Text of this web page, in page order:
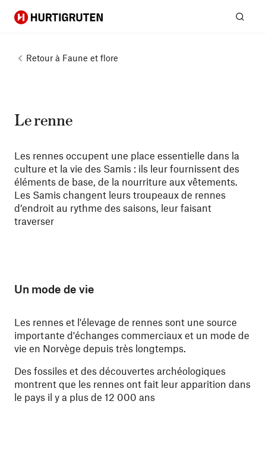
Hurtigruten
Retour à Faune et flore
Le renne
Les rennes occupent une place essentielle dans la
culture et la vie des Samis : ils leur fournissent des
éléments de base, de la nourriture aux vêtements.
Les Samis changent leurs troupeaux de rennes
d’endroit au rythme des saisons, leur faisant
traverser
Un mode de vie
Les rennes et l'élevage de rennes sont une source
importante d'échanges commerciaux et un mode de
vie en Norvège depuis très longtemps.
Des fossiles et des découvertes archéologiques
montrent que les rennes ont fait leur apparition dans
le pays il y a plus de 12 000 ans